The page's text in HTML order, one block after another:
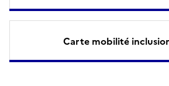
Carte mobilité